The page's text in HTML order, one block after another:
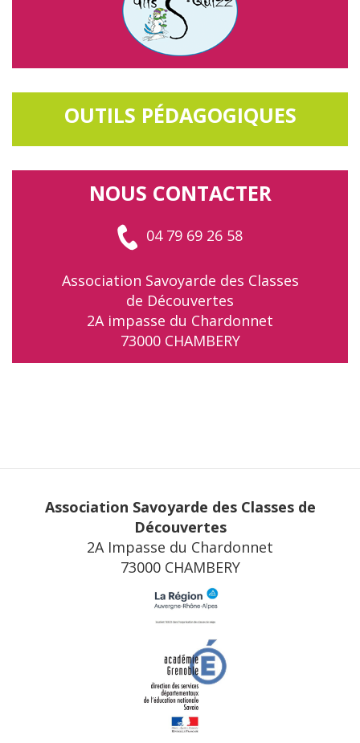
OUTILS PÉDAGOGIQUES
NOUS CONTACTER
04 79 69 26 58
Association Savoyarde des Classes
de Découvertes
2A impasse du Chardonnet
73000 CHAMBERY
Association Savoyarde des Classes de
Découvertes
2A Impasse du Chardonnet
73000 CHAMBERY